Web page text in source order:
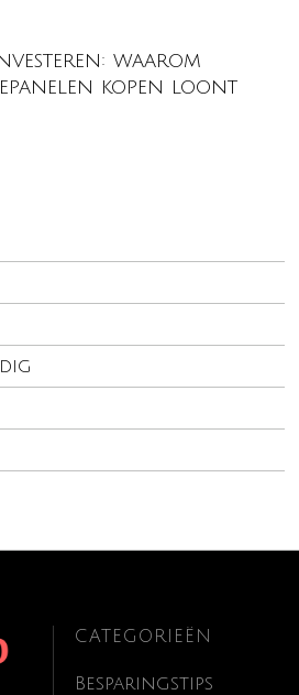
waarom
kopen loont
CATEGORIEËN
Besparingstips